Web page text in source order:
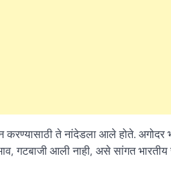
करण्यासाठी ते नांदेडला आले होते. अगोदर
गटबाजी आली नाही, असे सांगत भारतीय